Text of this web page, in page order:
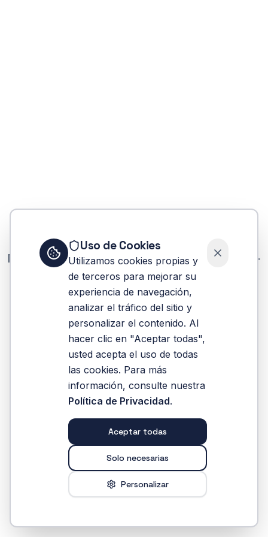
Uso de Cookies
Utilizamos cookies propias y
de terceros para mejorar su
experiencia de navegación,
analizar el tráfico del sitio y
personalizar el contenido. Al
hacer clic en "Aceptar todas",
usted acepta el uso de todas
las cookies. Para más
información, consulte nuestra
Política de Privacidad.
Aceptar todas
Solo necesarias
Personalizar
No se pudo encontrar la carrera la-crisis-en-
gaza-un-llamado-a-la-paz-y-la-humanidad
Reintentar